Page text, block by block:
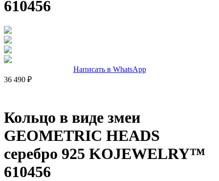
610456
Написать в WhatsApp
36 490 ₽
Кольцо в виде змеи
GEOMETRIC HEADS
серебро 925 KOJEWELRY™
610456